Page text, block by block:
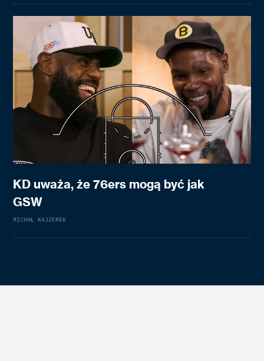
KD uważa, że 76ers mogą być jak
GSW
MICHAŁ KAJZEREK